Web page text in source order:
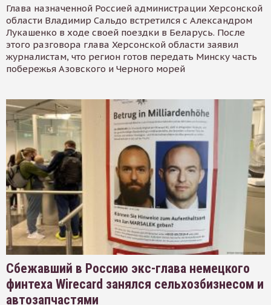
Глава назначенной Россией администрации Херсонской
области Владимир Сальдо встретился с Александром
Лукашенко в ходе своей поездки в Беларусь. После
этого разговора глава Херсонской области заявил
журналистам, что регион готов передать Минску часть
побережья Азовского и Черного морей
Сбежавший в Россию экс-глава немецкого
финтеха Wirecard занялся сельхозбизнесом и
автозапчастями